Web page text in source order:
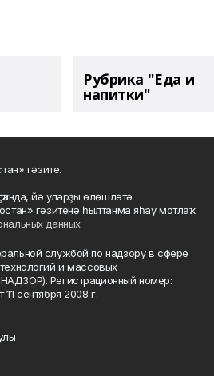
Рубрика "Еда и
напитки"
гәзите.
йә уларҙы өлөшләтә
гәзитенә һылтанма яһау мотлаҡ.
данных
службой по надзору в сфере
и массовых
Регистрационный номер:
сентября 2008 г.